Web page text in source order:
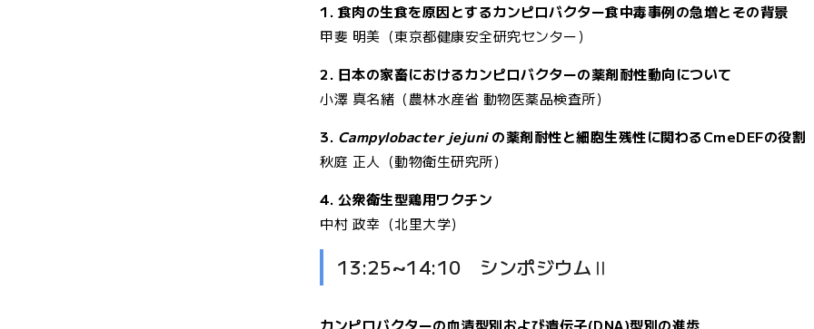
1. 食肉の生食を原因とするカンピロバクター食中毒事例の急増とその背景
甲斐 明美（東京都健康安全研究センター）
2. 日本の家畜におけるカンピロバクターの薬剤耐性動向について
小澤 真名緒（農林水産省 動物医薬品検査所）
3. Campylobacter jejuniの薬剤耐性と細胞生残性に関わるCmeDEFの役割
秋庭 正人（動物衛生研究所）
4. 公衆衛生型鶏用ワクチン
中村 政幸（北里大学）
13:25~14:10 シンポジウムⅡ
カンピロバクターの血清型別および遺伝子(DNA)型別の進歩